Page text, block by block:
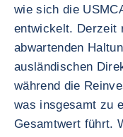
wie sich die
entwickelt. Derzeit
abwartenden
ausländischen
während die
was insgesamt zu
Gesamtwert führt.